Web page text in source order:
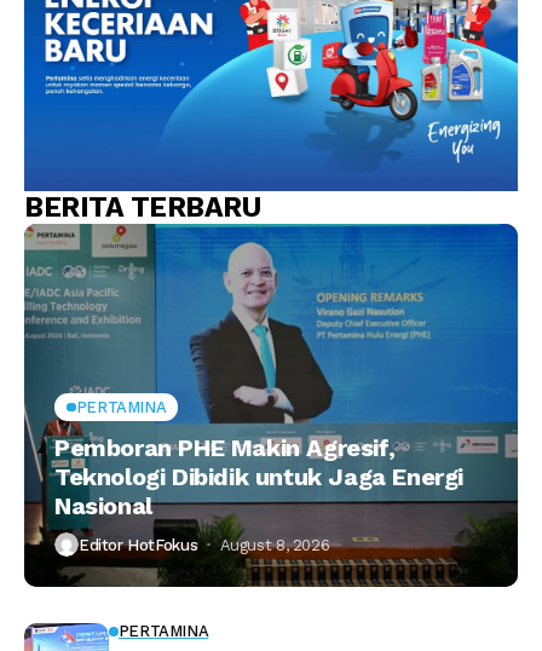
BERITA TERBARU
PERTAMINA
Pemboran PHE Makin Agresif,
Teknologi Dibidik untuk Jaga Energi
Nasional
Editor HotFokus August 8, 2026
PERTAMINA